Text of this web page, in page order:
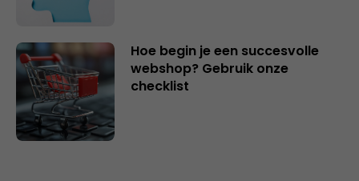
Hoe begin je een succesvolle
webshop? Gebruik onze
checklist